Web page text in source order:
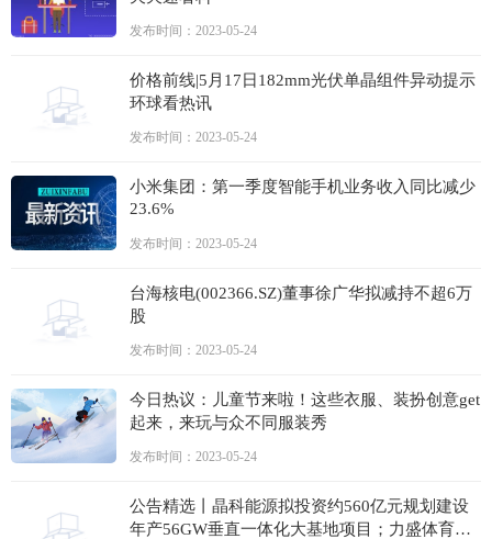
发布时间：2023-05-24
价格前线|5月17日182mm光伏单晶组件异动提示
环球看热讯
发布时间：2023-05-24
小米集团：第一季度智能手机业务收入同比减少
23.6%
发布时间：2023-05-24
台海核电(002366.SZ)董事徐广华拟减持不超6万
股
发布时间：2023-05-24
今日热议：儿童节来啦！这些衣服、装扮创意get
起来，来玩与众不同服装秀
发布时间：2023-05-24
公告精选丨晶科能源拟投资约560亿元规划建设
年产56GW垂直一体化大基地项目；力盛体育与